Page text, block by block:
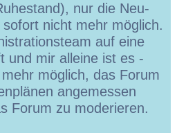
nur die Neu-
nicht mehr möglich.
auf eine
und mir alleine ist es -
möglich, das Forum
angemessen
Forum zu moderieren.